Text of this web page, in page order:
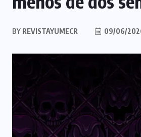
BY REVISTAYUMECR 09/06/